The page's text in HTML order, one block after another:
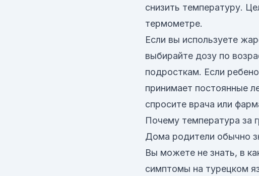
снизить температуру.
термометре.
Если вы используете
выбирайте дозу по
подросткам. Если
принимает постоянные
спросите врача или
Почему температура за
Дома родители обычно
Вы можете не знать, в
симптомы на турецком